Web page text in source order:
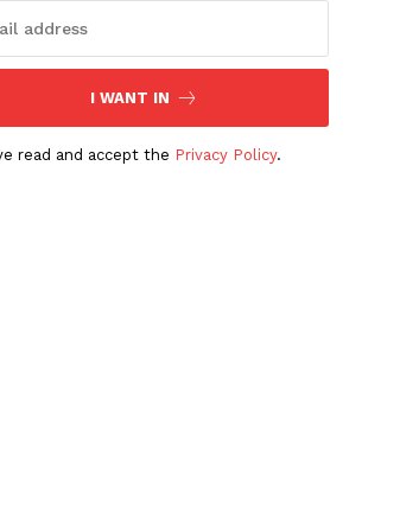
I WANT IN
read and accept the Privacy Policy.